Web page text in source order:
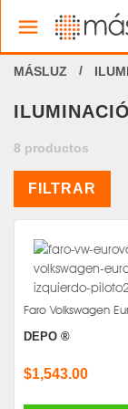
8 productos
FILTRAR
Faro Volkswagen
DEPO ®
$1,543.00